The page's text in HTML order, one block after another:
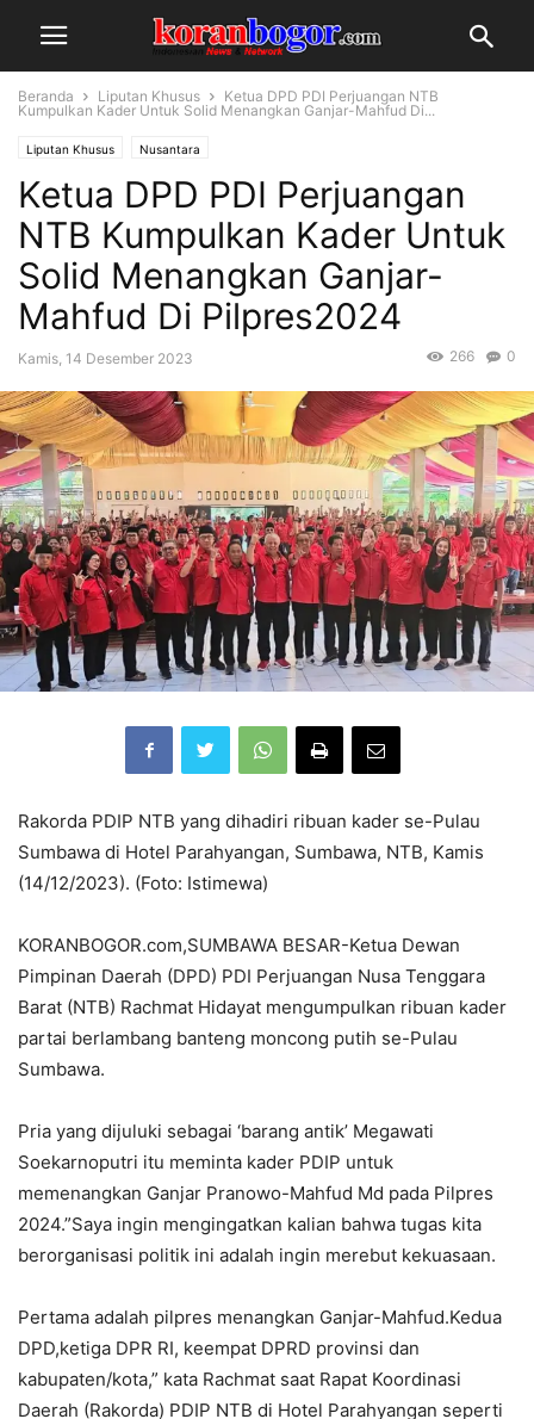
Beranda Liputan Khusus
Ketua DPD PDI Perjuangan NTB
Kumpulkan Kader Untuk Solid Menangkan Ganjar-Mahfud Di...
Liputan Khusus Nusantara
Ketua DPD PDI Perjuangan
NTB Kumpulkan Kader Untuk
Solid Menangkan Ganjar-
Mahfud Di Pilpres2024
Kamis, 14 Desember 2023 0
266
Rakorda PDIP NTB yang dihadiri ribuan kader se-Pulau
Sumbawa di Hotel Parahyangan, Sumbawa, NTB, Kamis
(14/12/2023). (Foto: Istimewa)
KORANBOGOR.com,SUMBAWA BESAR-Ketua Dewan
Pimpinan Daerah (DPD) PDI Perjuangan Nusa Tenggara
Barat (NTB) Rachmat Hidayat mengumpulkan ribuan kader
partai berlambang banteng moncong putih se-Pulau
Sumbawa.
Pria yang dijuluki sebagai ‘barang antik’ Megawati
Soekarnoputri itu meminta kader PDIP untuk
memenangkan Ganjar Pranowo-Mahfud Md pada Pilpres
2024.”Saya ingin mengingatkan kalian bahwa tugas kita
berorganisasi politik ini adalah ingin merebut kekuasaan.
Pertama adalah pilpres menangkan Ganjar-Mahfud.Kedua
DPD,ketiga DPR RI, keempat DPRD provinsi dan
kabupaten/kota,” kata Rachmat saat Rapat Koordinasi
Daerah (Rakorda) PDIP NTB di Hotel Parahyangan seperti